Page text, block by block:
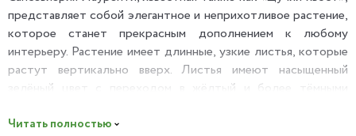
представляет собой элегантное и неприхотливое растение,
которое станет прекрасным дополнением к любому
интерьеру. Растение имеет длинные, узкие листья, которые
растут вертикально вверх. Листья имеют насыщенный
зелёный цвет с переходом в жёлтый и более тёмными
узор. Растение может достигать высоты выше 1 метра.
Читать полностью